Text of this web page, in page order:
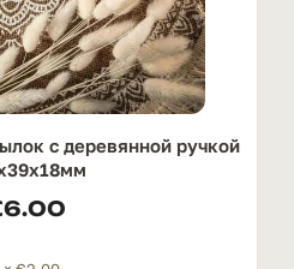
с деревянной ручкой
6.00